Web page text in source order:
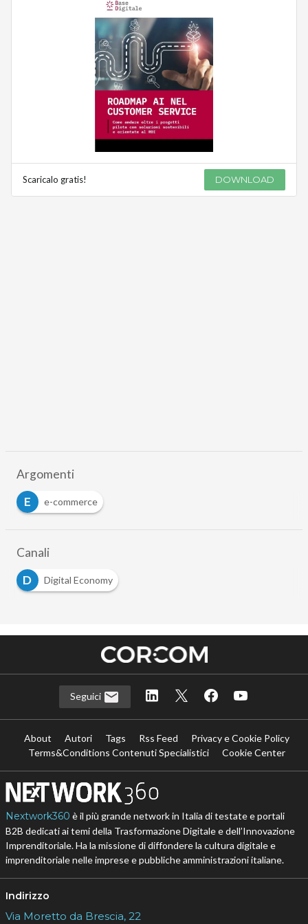
Scaricalo gratis! DOWNLOAD
Argomenti
E
e-commerce
Canali
D
Digital Economy
Seguici
About Autori Tags Rss Feed
Privacy e Cookie Policy
Terms&Conditions Contenuti Specialistici
Cookie Center
Nextwork360 è il più grande network in Italia di testate e portali
B2B dedicati ai temi della Trasformazione Digitale e dell’Innovazione
Imprenditoriale. Ha la missione di diffondere la cultura digitale e
imprenditoriale nelle imprese e pubbliche amministrazioni italiane.
Indirizzo
Via Moretto da Brescia, 22